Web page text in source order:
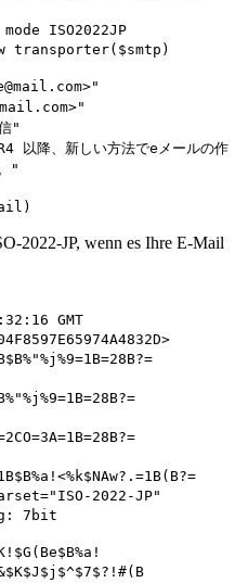
ISO2022JP
transporter( $smtp )
"
以降、新しい方法でeメールの作
"
)
2022-JP, wenn es Ihre E-Mail
GMT
2022-JP"
7bit